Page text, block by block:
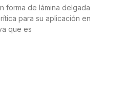
forma de lámina delgada
para su aplicación en
que es